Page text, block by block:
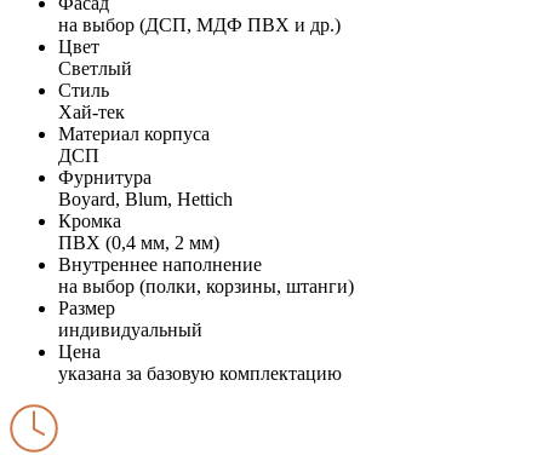
на выбор (ДСП, МДФ ПВХ и др.)
Цвет
Светлый
Стиль
Хай-тек
Материал корпуса
ДСП
Фурнитура
Boyard, Blum, Hettich
Кромка
ПВХ (0,4 мм, 2 мм)
Внутреннее наполнение
на выбор (полки, корзины, штанги)
Размер
индивидуальный
Цена
указана за базовую комплектацию